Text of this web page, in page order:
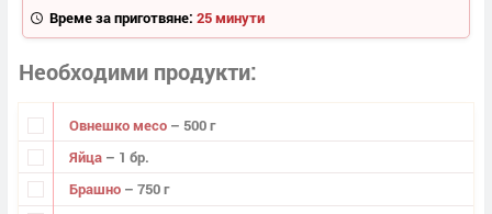
Време за приготвяне: 25 минути
Необходими продукти
Овнешко месо – 500 г
Яйца – 1 бр.
Брашно – 750 г